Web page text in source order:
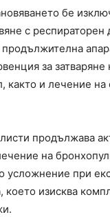
бе
с респираторен
за
както и лечение на
продължава
на
усложнение при
което изисква